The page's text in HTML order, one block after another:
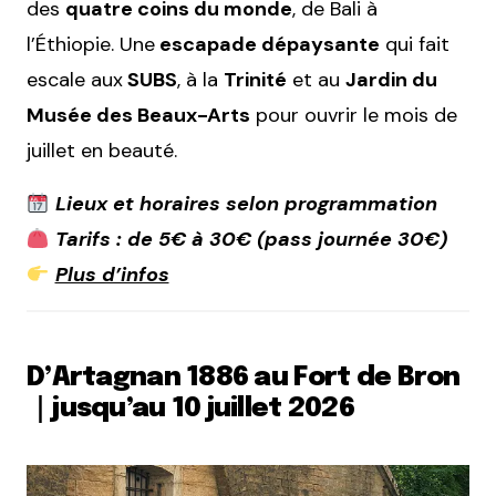
des quatre coins du monde, de Bali à
l’Éthiopie. Une escapade dépaysante qui fait
escale auxSUBS, à la Trinité et au Jardin du
Musée des Beaux-Arts pour ouvrir le mois de
juillet en beauté.
Lieux et horaires selon programmation
Tarifs : de 5€ à 30€ (pass journée 30€)
Plus d’infos
D’Artagnan 1886 au Fort de Bron
｜jusqu’au 10 juillet 2026